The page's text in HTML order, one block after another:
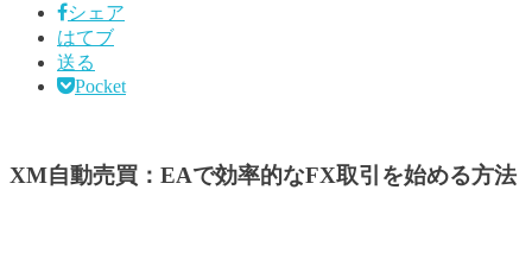
シェア
はてブ
送る
Pocket
XM自動売買：EAで効率的なFX取引を始める方法